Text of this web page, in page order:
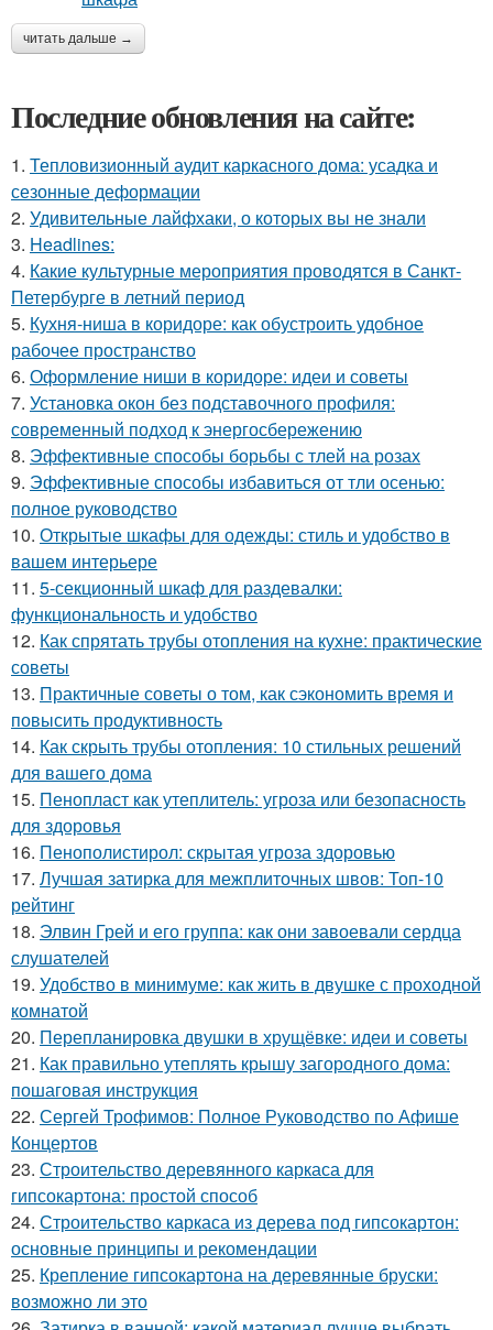
читать дальше →
Последние обновления на сайте:
1. Тепловизионный аудит каркасного дома: усадка и
сезонные деформации
2. Удивительные лайфхаки, о которых вы не знали
3. Headlines:
4. Какие культурные мероприятия проводятся в Санкт-
Петербурге в летний период
5. Кухня-ниша в коридоре: как обустроить удобное
рабочее пространство
6. Оформление ниши в коридоре: идеи и советы
7. Установка окон без подставочного профиля:
современный подход к энергосбережению
8. Эффективные способы борьбы с тлей на розах
9. Эффективные способы избавиться от тли осенью:
полное руководство
10. Открытые шкафы для одежды: стиль и удобство в
вашем интерьере
11. 5-секционный шкаф для раздевалки:
функциональность и удобство
12. Как спрятать трубы отопления на кухне: практические
советы
13. Практичные советы о том, как сэкономить время и
повысить продуктивность
14. Как скрыть трубы отопления: 10 стильных решений
для вашего дома
15. Пенопласт как утеплитель: угроза или безопасность
для здоровья
16. Пенополистирол: скрытая угроза здоровью
17. Лучшая затирка для межплиточных швов: Топ-10
рейтинг
18. Элвин Грей и его группа: как они завоевали сердца
слушателей
19. Удобство в минимуме: как жить в двушке с проходной
комнатой
20. Перепланировка двушки в хрущёвке: идеи и советы
21. Как правильно утеплять крышу загородного дома:
пошаговая инструкция
22. Сергей Трофимов: Полное Руководство по Афише
Концертов
23. Строительство деревянного каркаса для
гипсокартона: простой способ
24. Строительство каркаса из дерева под гипсокартон:
основные принципы и рекомендации
25. Крепление гипсокартона на деревянные бруски:
возможно ли это